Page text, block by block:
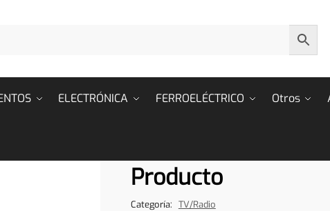
ELECTRÓNICA FERROELÉCTRICO Otros
Producto
Categoría: TV/Radio